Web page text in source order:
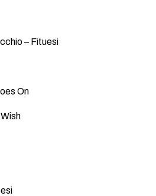
– Fituesi
On